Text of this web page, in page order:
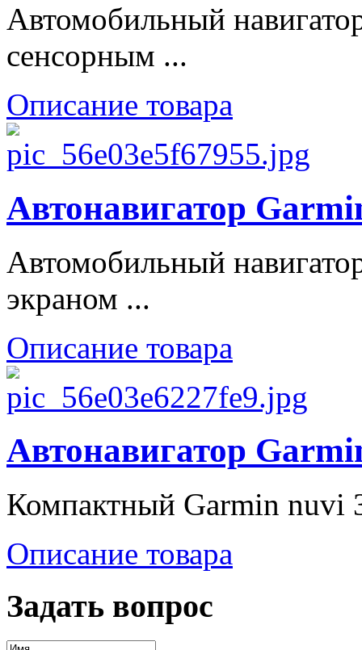
Автомобильный
сенсорным ...
Описание товара
Автонавигатор
Автомобильный
экраном ...
Описание товара
Автонавигатор
Компактный Garmin nuvi
Описание товара
Задать вопрос